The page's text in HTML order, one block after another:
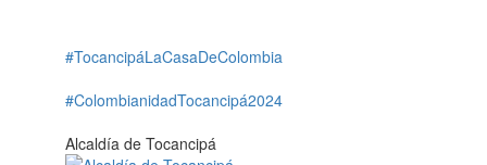
#TocancipáLaCasaDeColombia
#ColombianidadTocancipá2024
Alcaldía de Tocancipá